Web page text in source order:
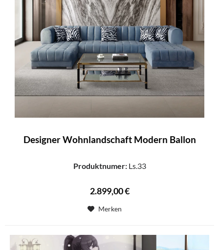
Designer Wohnlandschaft Modern Ballon
Produktnumer:Ls.33
2.899,00 €
Merken